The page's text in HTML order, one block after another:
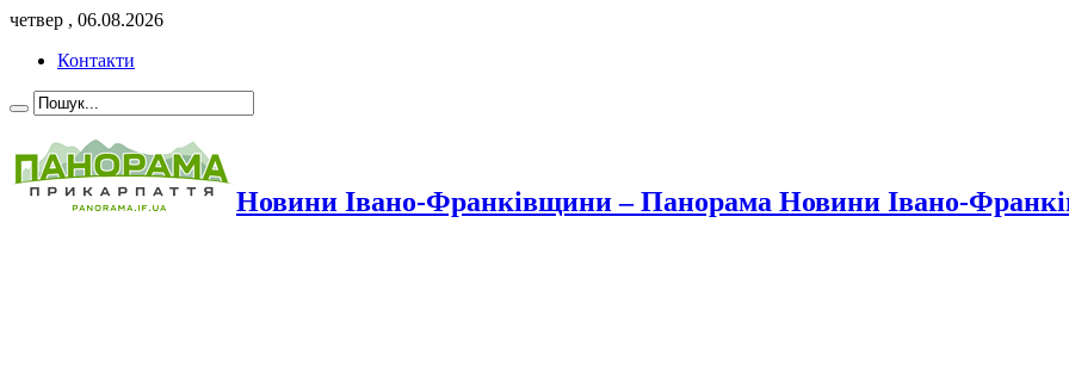
четвер , 06.08.2026
Контакти
Новини Івано-Франківщини – Панорама Новини Івано-